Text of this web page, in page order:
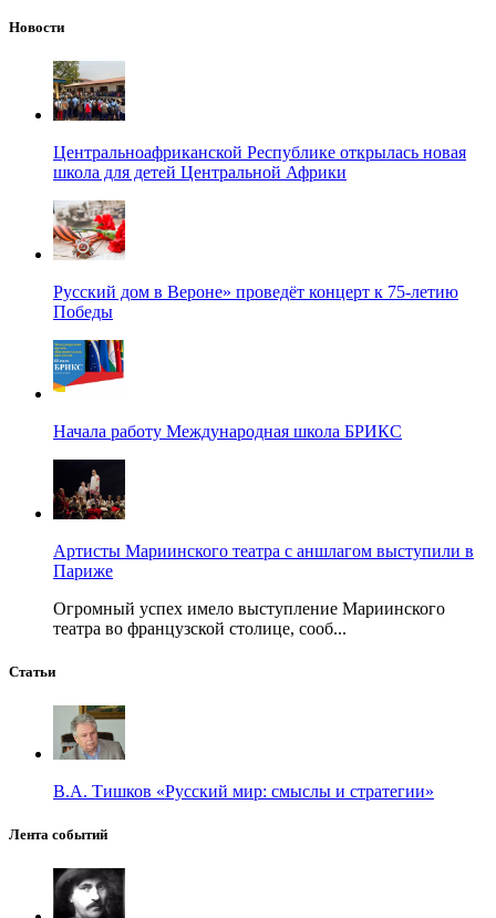
Новости
Центральноафриканской Республике открылась новая
школа для детей Центральной Африки
Русский дом в Вероне» проведёт концерт к 75-летию
Победы
Начала работу Международная школа БРИКС
Артисты Мариинского театра с аншлагом выступили в
Париже
Огромный успех имело выступление Мариинского
театра во французской столице, сооб...
Статьи
В.А. Тишков «Русский мир: смыслы и стратегии»
Лента событий